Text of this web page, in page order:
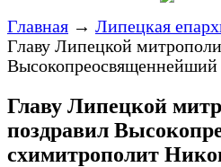
Главная → Липецкая
Главу Липецкой
Главу Липецкой
поздравил
схимитрополит